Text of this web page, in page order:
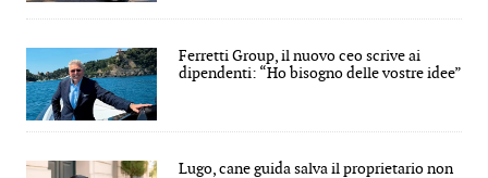
Ferretti Group, il nuovo ceo scrive ai
dipendenti: “Ho bisogno delle vostre idee”
Lugo, cane guida salva il proprietario non